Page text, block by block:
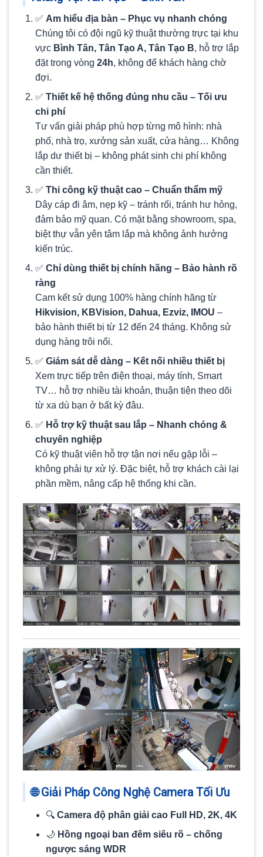
✅ Am hiểu địa bàn – Phục vụ nhanh chóng
Chúng tôi có đội ngũ kỹ thuật thường trực tại khu
vực Bình Tân, Tân Tạo A, Tân Tạo B, hỗ trợ lắp
đặt trong vòng 24h, không để khách hàng chờ
đợi.
✅ Thiết kế hệ thống đúng nhu cầu – Tối ưu
chi phí
Tư vấn giải pháp phù hợp từng mô hình: nhà
phố, nhà trọ, xưởng sản xuất, cửa hàng… Không
lắp dư thiết bị – không phát sinh chi phí không
cần thiết.
✅ Thi công kỹ thuật cao – Chuẩn thẩm mỹ
Dây cáp đi âm, nẹp kỹ – tránh rối, tránh hư hỏng,
đảm bảo mỹ quan. Có mặt bằng showroom, spa,
biệt thự vẫn yên tâm lắp mà không ảnh hưởng
kiến trúc.
✅ Chỉ dùng thiết bị chính hãng – Bảo hành rõ
ràng
Cam kết sử dụng 100% hàng chính hãng từ
Hikvision, KBVision, Dahua, Ezviz, IMOU –
bảo hành thiết bị từ 12 đến 24 tháng. Không sử
dụng hàng trôi nổi.
✅ Giám sát dễ dàng – Kết nối nhiều thiết bị
Xem trực tiếp trên điện thoại, máy tính, Smart
TV… hỗ trợ nhiều tài khoản, thuận tiện theo dõi
từ xa dù bạn ở bất kỳ đâu.
✅ Hỗ trợ kỹ thuật sau lắp – Nhanh chóng &
chuyên nghiệp
Có kỹ thuật viên hỗ trợ tận nơi nếu gặp lỗi –
không phải tự xử lý. Đặc biệt, hỗ trợ khách cài lại
phần mềm, nâng cấp hệ thống khi cần.
🌐Giải Pháp Công Nghệ Camera Tối Ưu
🔍 Camera độ phân giải cao Full HD, 2K, 4K
🌙 Hồng ngoại ban đêm siêu rõ – chống
ngược sáng WDR